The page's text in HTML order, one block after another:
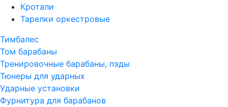
Кротали
Тарелки оркестровые
Тимбалес
Том барабаны
Тренировочные барабаны, пэды
Тюнеры для ударных
Ударные установки
Фурнитура для барабанов